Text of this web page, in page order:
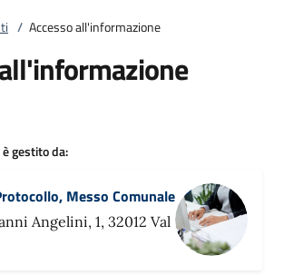
/ Accesso all'informazione
gestito da:
Messo Comunale
Angelini, 1, 32012 Val